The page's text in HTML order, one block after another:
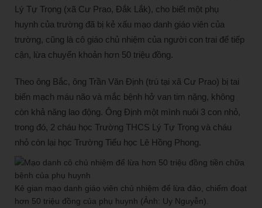
Lý Tự Trọng (xã Cư Prao, Đắk Lắk), cho biết một phụ
huynh của trường đã bị kẻ xấu mạo danh giáo viên của
trường, cũng là cô giáo chủ nhiệm của người con trai để tiếp
cận, lừa chuyển khoản hơn 50 triệu đồng.
Theo ông Bắc, ông Trần Văn Định (trú tại xã Cư Prao) bị tai
biến mạch máu não và mắc bệnh hở van tim nặng, không
còn khả năng lao động. Ông Định một mình nuôi 3 con nhỏ,
trong đó, 2 cháu học Trường THCS Lý Tự Trọng và cháu
nhỏ còn lại học Trường Tiểu học Lê Hồng Phong.
Kẻ gian mạo danh giáo viên chủ nhiệm để lừa đảo, chiếm đoạt
hơn 50 triệu đồng của phụ huynh (Ảnh: Uy Nguyễn).